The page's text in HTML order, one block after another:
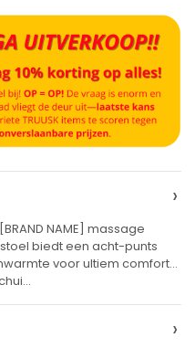
›
NAME] massage
biedt een acht-punts
voor ultiem comfort.
›